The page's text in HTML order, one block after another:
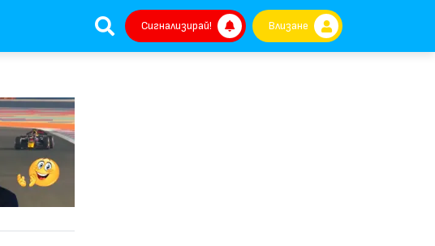
Сигнализирай! Влизане